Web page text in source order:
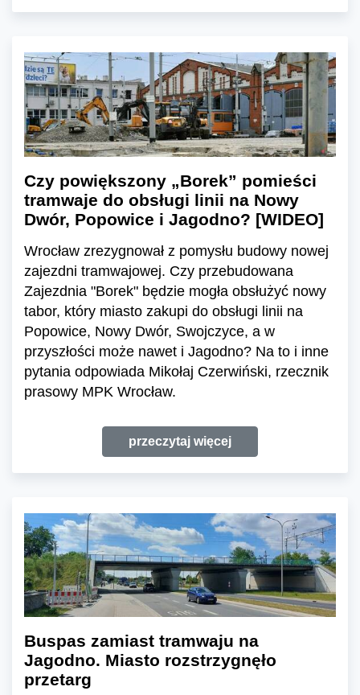
Czy powiększony „Borek” pomieści
tramwaje do obsługi linii na Nowy
Dwór, Popowice i Jagodno? [WIDEO]
Wrocław zrezygnował z pomysłu budowy nowej
zajezdni tramwajowej. Czy przebudowana
Zajezdnia "Borek" będzie mogła obsłużyć nowy
tabor, który miasto zakupi do obsługi linii na
Popowice, Nowy Dwór, Swojczyce, a w
przyszłości może nawet i Jagodno? Na to i inne
pytania odpowiada Mikołaj Czerwiński, rzecznik
prasowy MPK Wrocław.
przeczytaj więcej
Buspas zamiast tramwaju na
Jagodno. Miasto rozstrzygnęło
przetarg